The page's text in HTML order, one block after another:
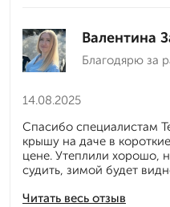
Валентина
Благодярю за
14.08.2025
Читать весь отзыв
Спасибо специалистам
крышу на даче в
цене. Утеплили хорошо,
судить, зимой будет